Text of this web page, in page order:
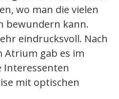
wo man die vielen
bewundern kann.
eindrucksvoll. Nach
Atrium gab es im
Interessenten
mit optischen